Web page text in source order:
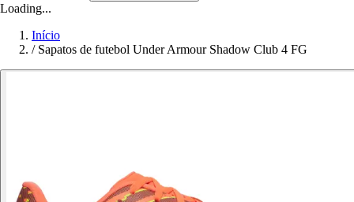
Loading...
Início
/ Sapatos de futebol Under Armour Shadow Club 4 FG